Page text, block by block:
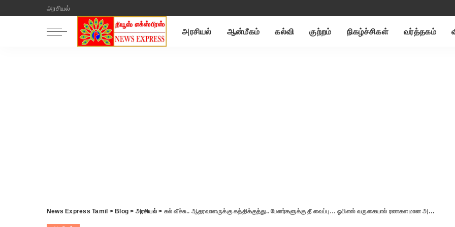
அரசியல்
அரசியல் ஆன்மீகம் கல்வி குற்றம் நிகழ்ச்சிகள் வர்த்தகம்
News Express Tamil > Blog > அரசியல்> கல் வீச்சு.. ஆதரவாளருக்கு கத்திக்குத்து.. பேனர்களுக்கு தீ வைப்பு… ஓபிஎஸ் வருகையால் ரணகளமான அதிமுக அலுவலகம்-சென்னையில் வெடித்த வன்முறை..!!